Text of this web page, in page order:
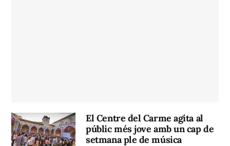
El Centre del Carme agita al
públic més jove amb un cap de
setmana ple de música